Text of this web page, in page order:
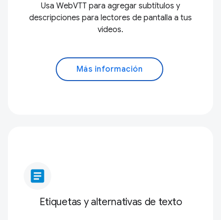
Usa WebVTT para agregar subtítulos y
descripciones para lectores de pantalla a tus
videos.
Más información
article
Etiquetas y alternativas de texto